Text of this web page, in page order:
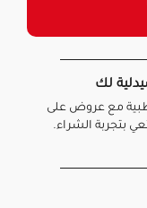
لك
مع عروض على
بتجربة الشراء.